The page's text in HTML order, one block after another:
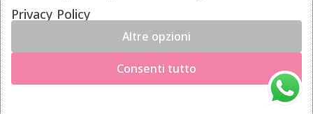
DeA Jewels® | Valeria De Alfieri - P.Iva 08605781213
Powered By Next Step
consegna del prodotto.
×
Privacy Policy
Altre opzioni
Consenti tutto